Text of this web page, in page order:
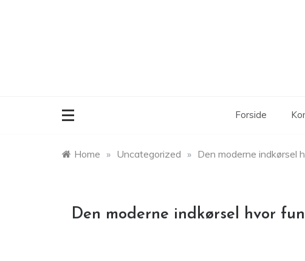
Forside
Home » Uncategorized » Den moderne
Den moderne indkørsel hvor